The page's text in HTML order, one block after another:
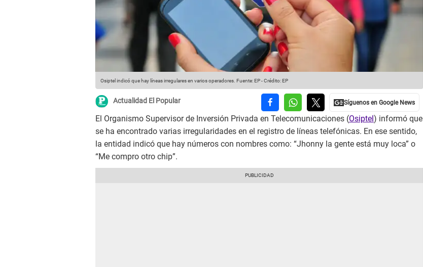
Osiptel indicó que hay líneas irregulares en varios operadores. Fuente: EP-Crédito: EP
Actualidad El Popular
El Organismo Supervisor de Inversión Privada en Telecomunicaciones (Osiptel ) informó que
se ha encontrado varias irregularidades en el registro de líneas telefónicas. En ese sentido,
la entidad indicó que hay números con nombres como: “Jhonny la gente está muy loca” o
“Me compro otro chip”.